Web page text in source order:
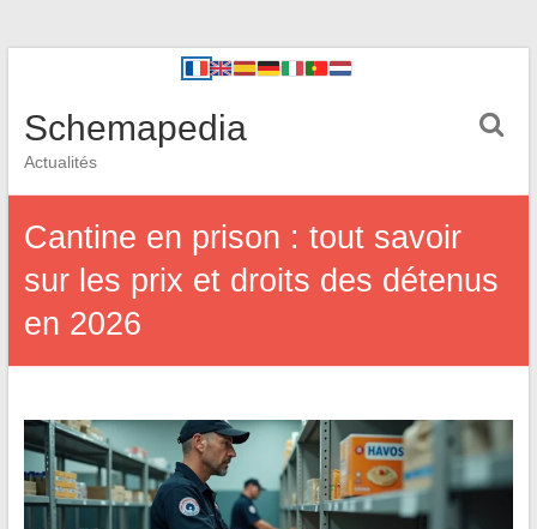
Schemapedia
Actualités
Cantine en prison : tout savoir
sur les prix et droits des détenus
en 2026